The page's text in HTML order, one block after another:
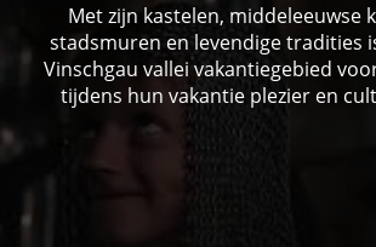
Met zijn kastelen, middeleeuwse
stadsmuren en levendige tradities
Vinschgau vallei vakantiegebied
tijdens hun vakantie plezier en